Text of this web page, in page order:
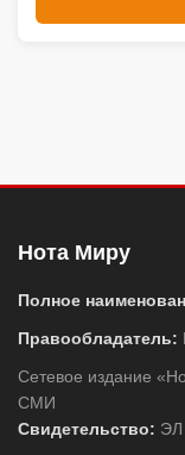
Нота Миру
Полное
Правообладатель:
Сетевое издание
СМИ
Свидетельство: ЭЛ